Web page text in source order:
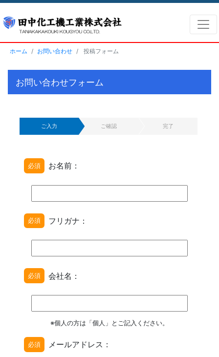
ホーム お問い合わせ 投稿フォーム
お問い合わせフォーム
ご入力 ご確認 完了
必須 お名前：
必須 フリガナ：
必須 会社名：
※個人の方は「個人」とご記入ください。
必須 メールアドレス：